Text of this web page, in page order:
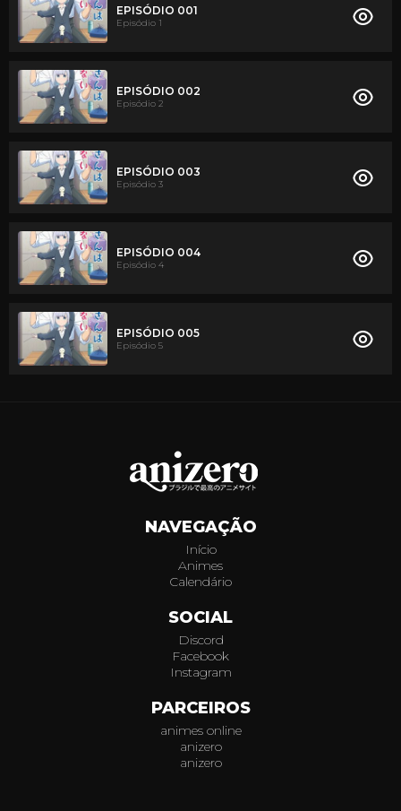
EPISÓDIO 001
Episódio 1
EPISÓDIO 002
Episódio 2
EPISÓDIO 003
Episódio 3
EPISÓDIO 004
Episódio 4
EPISÓDIO 005
Episódio 5
NAVEGAÇÃO
Início
Animes
Calendário
SOCIAL
Discord
Facebook
Instagram
PARCEIROS
animes online
anizero
anizero